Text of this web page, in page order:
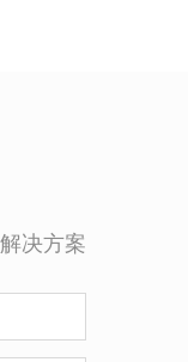
决方案